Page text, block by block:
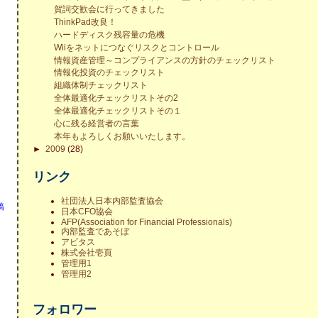
賀詞交歓会に行ってきました
ThinkPad改良！
ハードディスク残容量の危機
Wiiをネットにつなぐリスクとコントロール
情報資産管理～コンプライアンスの方針のチェックリスト
情報化投資のチェックリスト
組織体制チェックリスト
全体最適化チェックリストその2
全体最適化チェックリストその１
心に残る経営者の言葉
本年もよろしくお願いいたします。
►2009(28)
リンク
社団法人日本内部監査協会
日本CFO協会
AFP(Association for Financial Professionals)
内部監査であそぼ
アビタス
株式会社壱頁
管理用1
管理用2
フォロワー